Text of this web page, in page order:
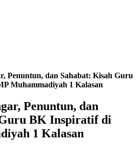
Penuntun, dan Sahabat: Kisah Guru
Muhammadiyah 1 Kalasan
Penuntun, dan
BK Inspiratif di
1 Kalasan